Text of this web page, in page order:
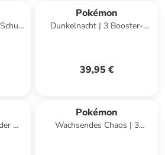
Pokémon
Dunkelnacht | 3 Booster-
39,95 €
mit
in
Pokémon
Wachsendes Chaos | 3